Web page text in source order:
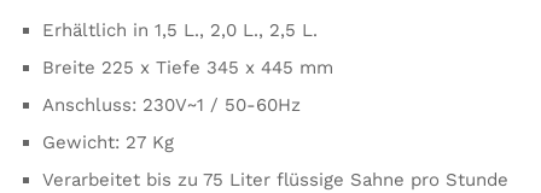
Erhältlich in 1,5 L., 2,0 L., 2,5 L.
Breite 225 x Tiefe 345 x 445 mm
Anschluss: 230V~1 / 50-60Hz
Gewicht: 27 Kg
Verarbeitet bis zu 75 Liter flüssige Sahne pro Stunde